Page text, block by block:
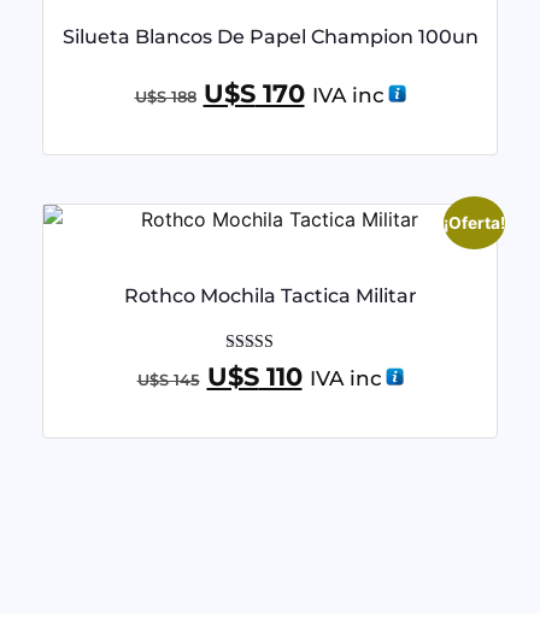
Silueta Blancos De Papel Champion 100un
U$S188 U$S170 IVA inc
¡Oferta!
Rothco Mochila Tactica Militar
Valorado con
5.00
U$S145 U$S110 IVA inc